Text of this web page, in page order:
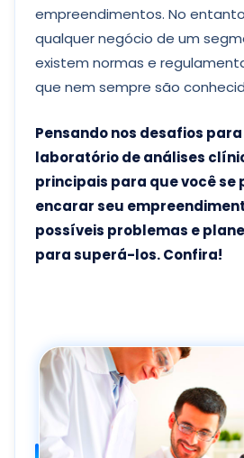
empreendimentos. No
qualquer negócio de um
existem normas e
que nem sempre são
Pensando nos desafios
laboratório de análises
principais para que você se
encarar seu
possíveis problemas e
para superá-los. Confira!